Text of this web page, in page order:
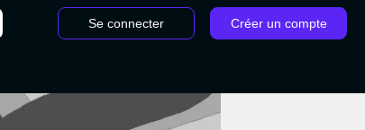
Se connecter Créer un compte